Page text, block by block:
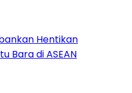
Hentikan
Bara di ASEAN